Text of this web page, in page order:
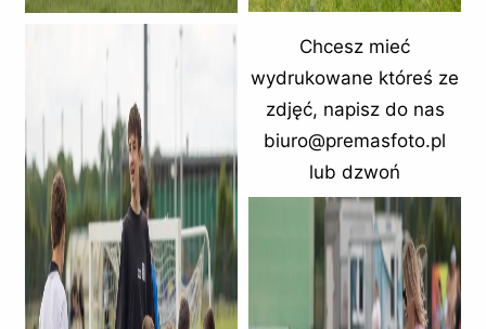
Chcesz mieć
wydrukowane któreś ze
zdjęć, napisz do nas
biuro@premasfoto.pl
lub dzwoń